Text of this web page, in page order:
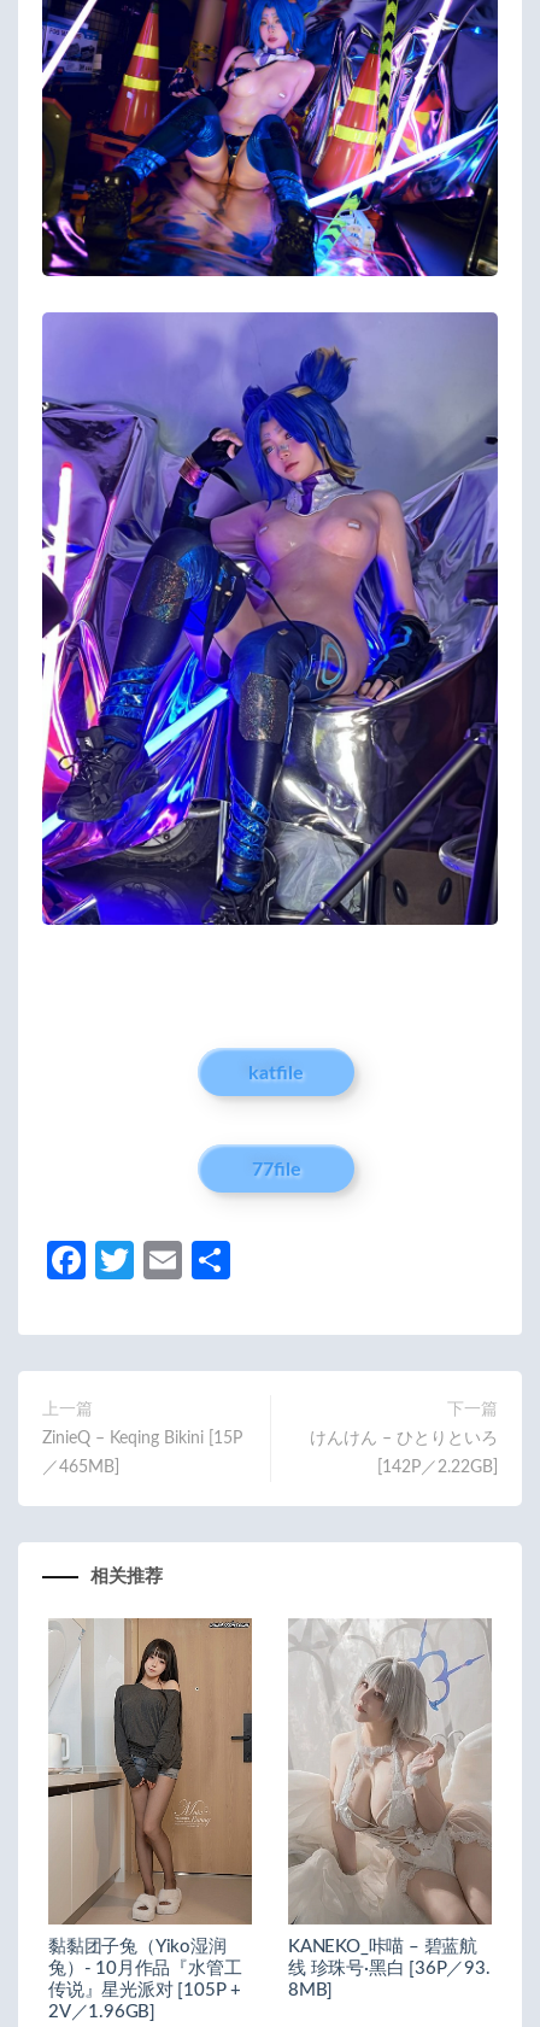
katfile
77file
Fa
b
o
o
k
T
itt
er
E
ail
上一篇
ZinieQ – Keqing Bikini [15P
／465MB]
下一篇
けんけん – ひとりといろ
[142P／2.22GB]
相关推荐
黏黏团子兔（Yiko湿润
兔）- 10月作品『水管工
传说』星光派对 [105P +
2V／1.96GB]
KANEKO_咔喵 – 碧蓝航
线 珍珠号·黑白 [36P／93.
8MB]